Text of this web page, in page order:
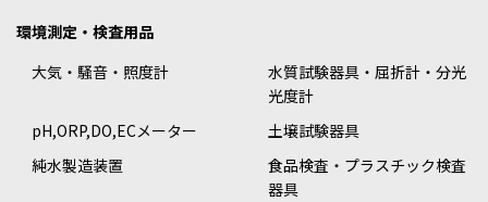
環境測定・検査用品
大気・騒音・照度計
水質試験器具・屈折計・分光
光度計
pH,ORP,DO,ECメーター
土壌試験器具
純水製造装置
食品検査・プラスチック検査
器具